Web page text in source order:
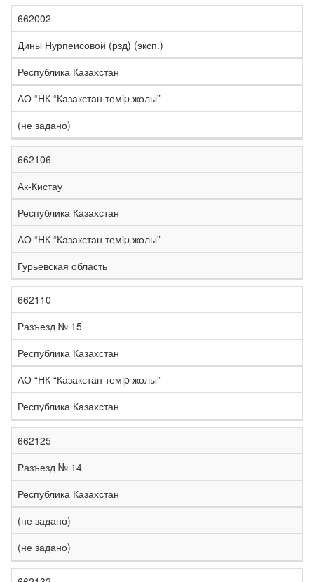
662002
Дины Нурпеисовой (рзд) (эксп.)
Республика Казахстан
АО “НК “Казакстан темip жолы”
(не задано)
662106
Ак-Кистау
Республика Казахстан
АО “НК “Казакстан темip жолы”
Гурьевская область
662110
Разъезд № 15
Республика Казахстан
АО “НК “Казакстан темip жолы”
Республика Казахстан
662125
Разъезд № 14
Республика Казахстан
(не задано)
(не задано)